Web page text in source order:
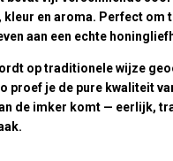
kleur en aroma. Perfect om
aan een echte
op traditionele wijze
proef je de pure kwaliteit
de imker komt — eerlijk,